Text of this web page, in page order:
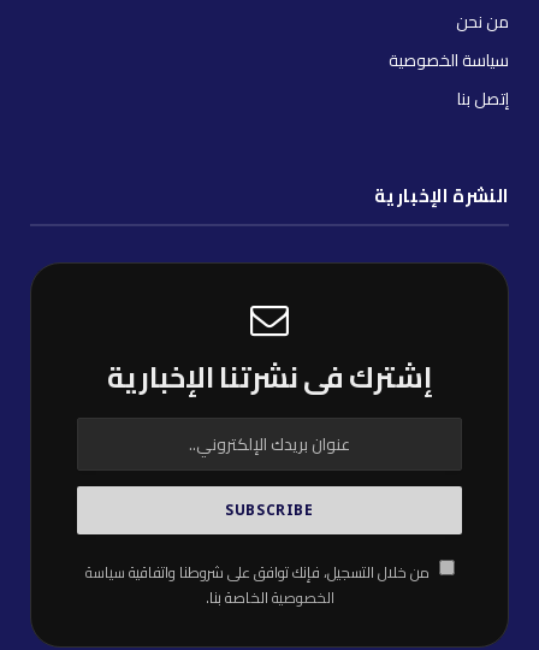
من نحن
سياسة الخصوصية
إتصل بنا
النشرة الإخبارية
إشترك فى نشرتنا الإخبارية
من خلال التسجيل، فإنك توافق على شروطنا واتفاقيةسياسة
الخصوصيةالخاصة بنا.